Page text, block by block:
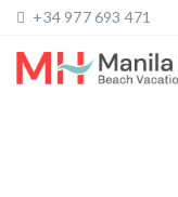
+34 977 693 471